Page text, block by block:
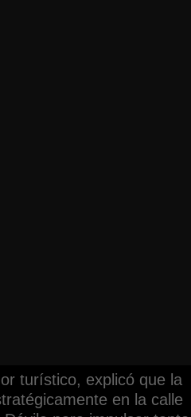
turístico, explicó que la
en la calle